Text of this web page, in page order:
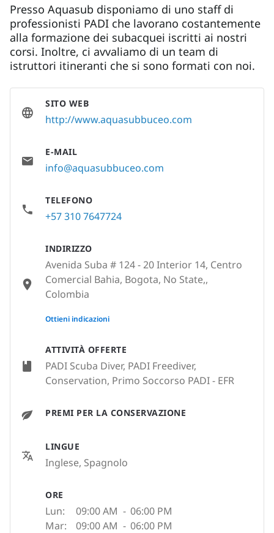
Presso Aquasub disponiamo di uno staff di
professionisti PADI che lavorano costantemente
alla formazione dei subacquei iscritti ai nostri
corsi. Inoltre, ci avvaliamo di un team di
istruttori itineranti che si sono formati con noi.
ATTIVITÀ OFFERTE
PADI Scuba Diver, PADI Freediver,
Conservation, Primo Soccorso PADI - EFR
PREMI PER LA CONSERVAZIONE
LINGUE
Inglese, Spagnolo
ORE
Lun: 09:00 AM - 06:00 PM
Mar:
09:00 AM - 06:00 PM
SITO WEB
http://www.aquasubbuceo.com
E-MAIL
info@aquasubbuceo.com
TELEFONO
+57 310 7647724
INDIRIZZO
Avenida Suba # 124 - 20 Interior 14, Centro
Comercial Bahia, Bogota, No State,,
Colombia
None
Ottieni indicazioni